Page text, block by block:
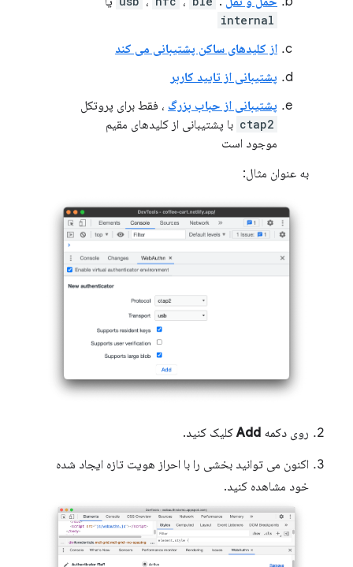
internal
از کلیدهای ساکن پشتیبانی می کند
پشتیبانی از تایید کاربر
پشتیبانی از حباب بزرگ ، فقط برای پروتکل
ctap2 با پشتیبانی از کلیدهای مقیم
موجود است
به عنوان مثال:
روی دکمه Addکلیک کنید.
اکنون می توانید بخشی را با احراز هویت تازه ایجاد شده
خود مشاهده کنید.